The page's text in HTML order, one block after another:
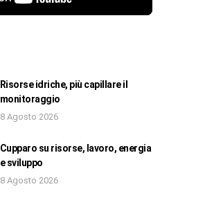
Risorse idriche, più capillare il
monitoraggio
8 Agosto 2026
Cupparo su risorse, lavoro, energia
e sviluppo
8 Agosto 2026